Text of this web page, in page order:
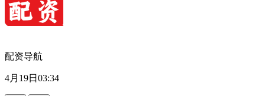
配资导航
4月19日03:34